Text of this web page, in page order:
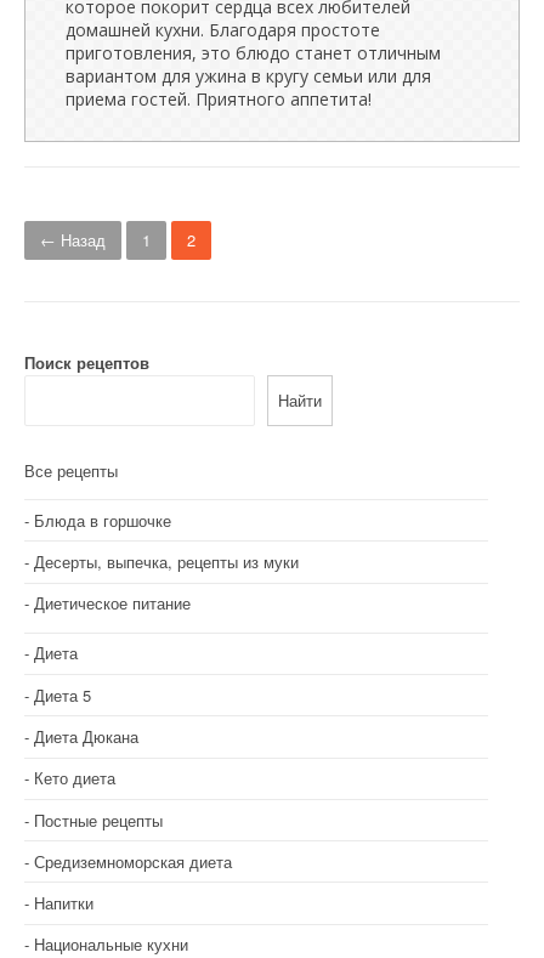
которое покорит сердца всех любителей
домашней кухни. Благодаря простоте
приготовления, это блюдо станет отличным
вариантом для ужина в кругу семьи или для
приема гостей. Приятного аппетита!
Н
а
и
ц
и
я
п
о
з
а
п
и
с
я
← Назад 1 2
Поиск рецептов
Найти
Все рецепты
Блюда в горшочке
Десерты, выпечка, рецепты из муки
Диетическое питание
Диета
Диета 5
Диета Дюкана
Кето диета
Постные рецепты
Средиземноморская диета
Напитки
Национальные кухни